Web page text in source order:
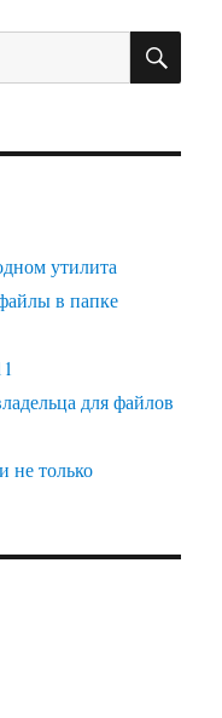
утилита
в папке
для файлов
не только